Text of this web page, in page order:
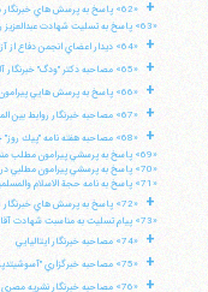
+
«62» پاسخ به پرسش هاي خبرنگار مجله "تايم" چاپ آمريكا
«63» پاسخ به تسليت شهادت عبدالعزيز رنتيسي رهبر حماس
+ «64» ديدار اعضاي انجمن دفاع از آزادي مطبوعات
+ «65» مصاحبه دكتر "ودگ" خبرنگار آلماني بخش غربي صداي آلمان و خانم "گارين"خبرنگار نشريه دويچه آلمان
+ «66» پاسخ به پرسش هايي پيرامون مجازاتهاي اسلامي
+ «67» مصاحبه خبرنگار روابط بين الملل تلويزيون اتريش (ORF)
+
«68» مصاحبه هفته نامه "پيك روز" چاپ كانادا
«69» پاسخ به پرسشي پيرامون مطلب مندرج در كتاب "تتمة الاعلام"
«70» پاسخ به پرسشي پيرامون مطلبي در روزنامه كيهان
«71» پاسخ به نامه حجة الاسلام والمسلمين سيد محمد خاتمي رئيس جمهور تحتعنوان "نامه اي براي فردا"
+
«72» پاسخ به پرسش هاي خبرنگار صداي آمريكا
«73» پيام تسليت به مناسبت شهادت آقاي حاج داود كريمي
+ «74» مصاحبه خبرنگار ايتاليايي
+ «75» مصاحبه خبرگزاري "آسوشيتدپرس"
+
«76» مصاحبه خبرنگار نشريه مصري "الوطن العربي"